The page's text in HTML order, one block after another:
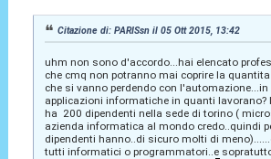
Citazione di: PARISsn il 05 Ott 2015, 13:42
uhm non sono d'accordo...hai elencato
che cmq non potranno mai coprire la
che si vanno perdendo con
applicazioni informatiche in quanti
ha 200 dipendenti nella sede di torino (
azienda informatica al mondo credo..quindi
dipendenti hanno..di sicuro molti di
tutti informatici o programmatori..e